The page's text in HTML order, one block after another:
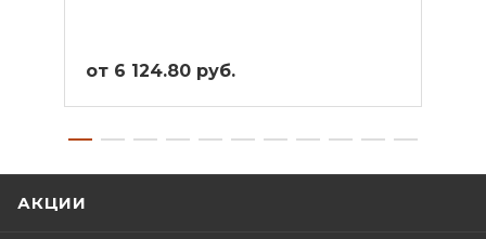
от 6 124.80 руб.
АКЦИИ